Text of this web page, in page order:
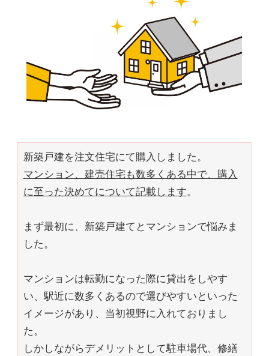
新築戸建を注文住宅にて購入しました。
マンション、建売住宅も数多くある中で、購入
に至った決めてについて記載します。
まず最初に、新築戸建てとマンションで悩みま
した。
マンションは転勤になった際に貸出をしやす
い、駅近に数多くあるので選びやすいといった
イメージがあり、当初視野に入れておりまし
た。
しかしながらデメリットとして駐車場代、修繕